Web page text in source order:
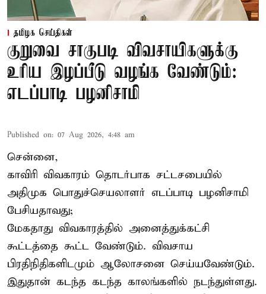
தமிழக செய்திகள்
குறுவை சாகுபடி விவசாயிகளுக்கு
உரிய இழப்பீடு வழங்க வேண்டும்:
எடப்பாடி பழனிசாமி
Published on: 07 Aug 2026, 4:48 am
சென்னை,
காவிரி விவகாரம் தொடர்பாக சட்டசபையில்
அதிமுக பொதுச்செயலாளர் எடப்பாடி பழனிசாமி
பேசியதாவது;
மேகதாது விவகாரத்தில் அனைத்துக்கட்சி
கூட்டத்தை கூட்ட வேண்டும். விவசாய
பிரதிநிதிகளிடமும் ஆலோசனை செய்யவேண்டும்.
இதுதான் கடந்த கடந்த காலங்களில் நடந்துள்ளது.